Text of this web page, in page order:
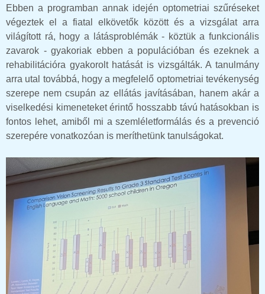
Ebben a programban annak idején optometriai szűréseket
végeztek el a fiatal elkövetők között és a vizsgálat arra
világított rá, hogy a látásproblémák - köztük a funkcionális
zavarok - gyakoriak ebben a populációban és ezeknek a
rehabilitációra gyakorolt hatását is vizsgálták. A tanulmány
arra utal továbbá, hogy a megfelelő optometriai tevékenység
szerepe nem csupán az ellátás javításában, hanem akár a
viselkedési kimeneteket érintő hosszabb távú hatásokban is
fontos lehet, amiből mi a szemléletformálás és a prevenció
szerepére vonatkozóan is meríthetünk tanulságokat.